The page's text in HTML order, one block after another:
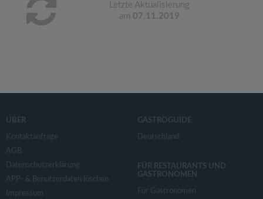
Letzte Aktualisierung
am 07.11.2019
ÜBER
Kontaktanfrage
AGB
Datenschutzerklärung
APP- & Benutzerdaten löschen
Impressum
GASTROGUIDE
Deutschland
FÜR RESTAURANTS UND
GASTRONOMEN
Für Gastronomen